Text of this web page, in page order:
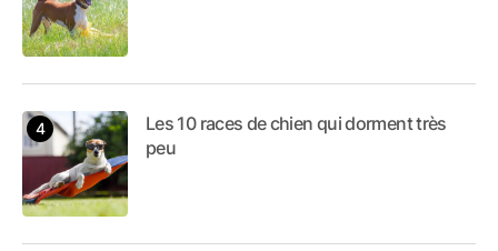
Les 10 races de chien qui dorment très
peu